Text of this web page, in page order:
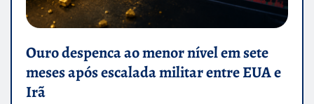
Ouro despenca ao menor nível em sete
meses após escalada militar entre EUA e
Irã